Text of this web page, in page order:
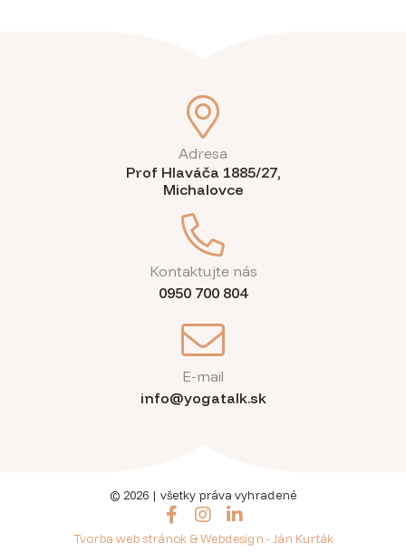
Adresa
Prof Hlaváča 1885/27,
Michalovce
Kontaktujte nás
0950 700 804
E-mail
info@yogatalk.sk
© 2026 | všetky práva vyhradené
FacebookInstagramLinkedIn
Tvorba web stránok & Webdesign - Ján Kurták